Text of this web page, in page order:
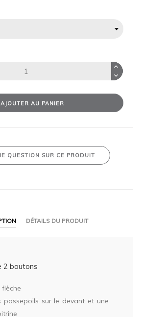
AJOUTER AU PANIER
QUESTION SUR CE PRODUIT
DÉTAILS DU PRODUIT
2 boutons
passepoils sur le devant et une